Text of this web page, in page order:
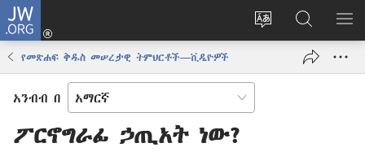
JW.ORG
የድረ
ግባ
(አዲስ
JW.ORG
ላይ
መፈለጊያ
የመጽሐፍ ቅዱስ መሠረታዊ ትምህርቶች—ቪዲዮዎች
አንብብ በ
ፖርኖግራፊ ኃጢአት ነው?